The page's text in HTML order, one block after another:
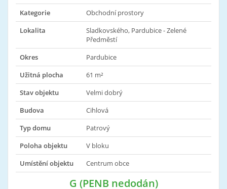
Kategorie
Obchodní prostory
Lokalita
Sladkovského, Pardubice - Zelené
Předměstí
Okres
Pardubice
Užitná plocha
61 m²
Stav objektu
Velmi dobrý
Budova
Cihlová
Typ domu
Patrový
Poloha objektu
V bloku
Umístění objektu
Centrum obce
G (PENB nedodán)